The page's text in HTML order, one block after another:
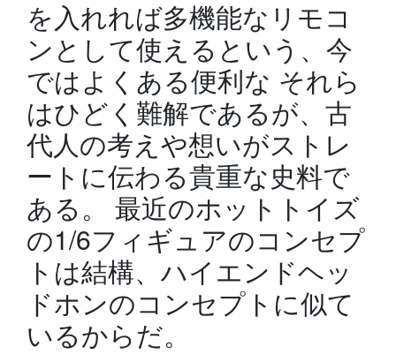
を入れれば多機能なリモコ
ンとして使えるという、今
ではよくある便利な それら
はひどく難解であるが、古
代人の考えや想いがストレ
ートに伝わる貴重な史料で
ある。 最近のホットトイズ
の1/6フィギュアのコンセプ
トは結構、ハイエンドヘッ
ドホンのコンセプトに似て
いるからだ。